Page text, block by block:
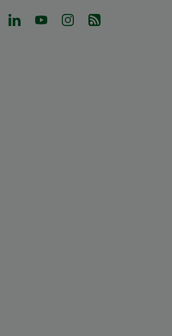
tab)
a new tab)
in a new tab)
(Opens in a new tab)
(Opens in a new tab)
(Opens in a new tab)
(Opens in a new